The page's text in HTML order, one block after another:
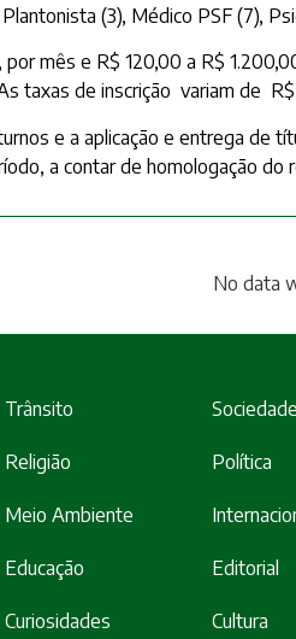
(3), Médico PSF (7),
mês e R$ 120,00 a R$
taxas de inscrição variam de
e a aplicação e entrega
a contar de homologação do
No data
Trânsito Sociedade
Religião Política
Meio Ambiente
Educação Editorial
Curiosidades Cultura